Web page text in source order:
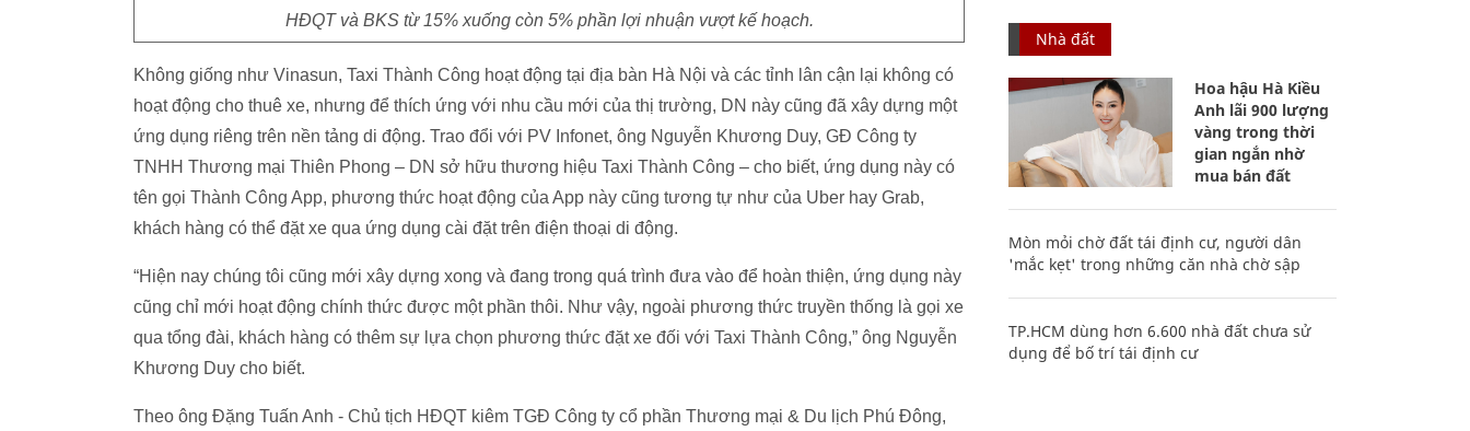
HĐQT và BKS từ 15% xuống còn 5% phần lợi nhuận vượt kế hoạch.
Không giống như Vinasun, Taxi Thành Công hoạt động tại địa bàn Hà Nội và các tỉnh lân cận lại không có
hoạt động cho thuê xe, nhưng để thích ứng với nhu cầu mới của thị trường, DN này cũng đã xây dựng một
ứng dụng riêng trên nền tảng di động. Trao đổi với PV Infonet, ông Nguyễn Khương Duy, GĐ Công ty
TNHH Thương mại Thiên Phong – DN sở hữu thương hiệu Taxi Thành Công – cho biết, ứng dụng này có
tên gọi Thành Công App, phương thức hoạt động của App này cũng tương tự như của Uber hay Grab,
khách hàng có thể đặt xe qua ứng dụng cài đặt trên điện thoại di động.
“Hiện nay chúng tôi cũng mới xây dựng xong và đang trong quá trình đưa vào để hoàn thiện, ứng dụng này
cũng chỉ mới hoạt động chính thức được một phần thôi. Như vậy, ngoài phương thức truyền thống là gọi xe
qua tổng đài, khách hàng có thêm sự lựa chọn phương thức đặt xe đối với Taxi Thành Công,” ông Nguyễn
Khương Duy cho biết.
Theo ông Đặng Tuấn Anh - Chủ tịch HĐQT kiêm TGĐ Công ty cổ phần Thương mại & Du lịch Phú Đông,
Nhà đất
Hoa hậu Hà Kiều
Anh lãi 900 lượng
vàng trong thời
gian ngắn nhờ
mua bán đất
Mòn mỏi chờ đất tái định cư, người dân
'mắc kẹt' trong những căn nhà chờ sập
TP.HCM dùng hơn 6.600 nhà đất chưa sử
dụng để bố trí tái định cư